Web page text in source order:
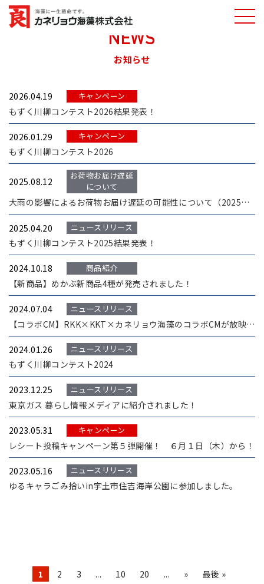
カネリョウ海藻NEWS
お知らせ
2026.04.19 キャンペーン
もずく川柳コンテスト2026結果発表！
2026.01.29 キャンペーン
もずく川柳コンテスト2026
2025.08.12
お荷物お届け遅延
について
大雨の影響によるお荷物お届け遅延の可能性について（2025年8月12日現在）
2025.04.20 ニュースリリース
もずく川柳コンテスト2025結果発表！
2024.10.18 商品紹介
【新商品】めかぶ新商品4種が発売されました！
2024.07.04 ニュースリリース
【コラボCM】RKK×KKT×カネリョウ海藻のコラボCMが放映開始！
2024.01.26 ニュースリリース
もずく川柳コンテスト2024
2023.12.25 ニュースリリース
東京ガス 暮らし情報メディアに紹介されました！
2023.05.31 キャンペーン
レシート投稿キャンペーン第５弾開催！ ６月１日（木）から！
2023.05.16 ニュースリリース
ゆるキャラごみ拾いin宇土市住吉海岸公園に参加しました。
1 2 3 ... 10 20 ... » 最後 »